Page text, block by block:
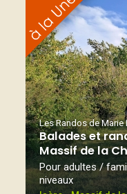
Les Randos de Marie
Balades et
Massif de la
Pour adultes /
niveaux